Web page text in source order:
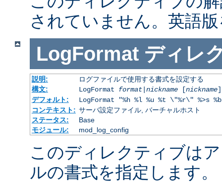
されていません。英語
LogFormat ディレ
説明:
ログファイルで使用する書式を設定する
構文:
LogFormat format| nickname[nickname]
デフォルト:
LogFormat "%h %l %u %t \"%r\" %>s
コンテキスト: サーバ設定ファイル, バーチャルホスト
ステータス:
Base
モジュール:
mod_log_config
このディレクティブは
ルの書式を指定します。